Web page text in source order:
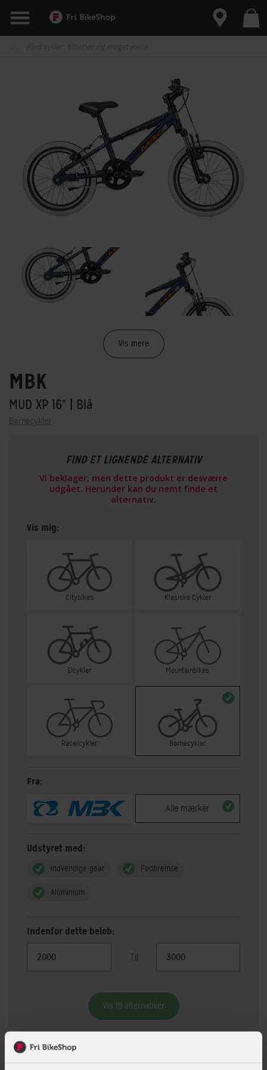
Vis mere
MBK
MUD XP 16" | Blå
Børnecykler
FIND ET LIGNENDE ALTERNATIV
Vi beklager, men dette produkt er desværre
udgået. Herunder kan du nemt finde et
alternativ.
Vis mig:
Citybikes Klasiske Cykler
Elcykler Mountainbikes
Racercykler Børnecykler
Fra:
Alle mærker
Udstyret med:
Indvendige gear Fodbremse
Aluminium
Indenfor dette beløb:
Til
Vis 19 alternativer
Beskrivelse